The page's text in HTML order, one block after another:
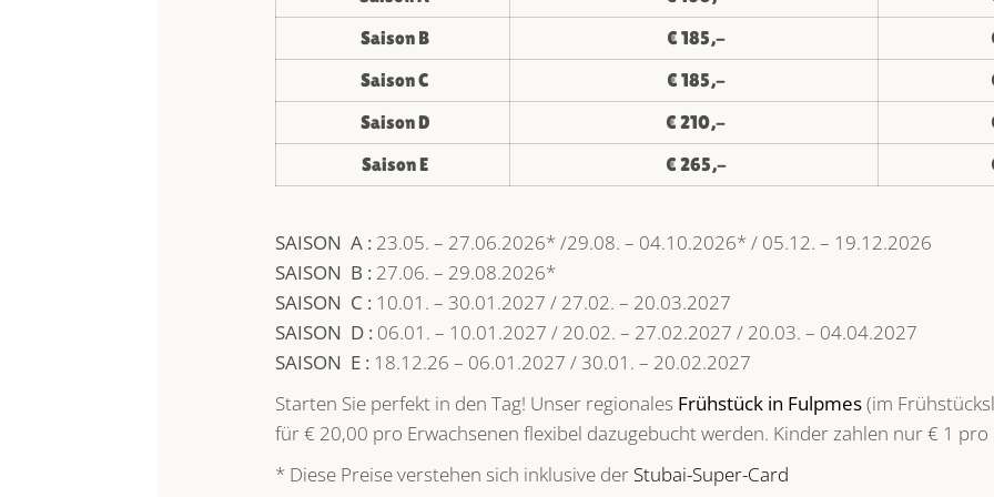
Saison B
€ 185,-
Saison C
€ 185,-
Saison D
€ 210,-
Saison E
€ 265,-
SAISON A : 23.05. – 27.06.2026* /29.08. – 04.10.2026* / 05.12. – 19.12.2026
SAISON B : 27.06. – 29.08.2026*
SAISON C : 10.01. – 30.01.2027 / 27.02. – 20.03.2027
SAISON D : 06.01. – 10.01.2027 / 20.02. – 27.02.2027 / 20.03. – 04.04.2027
SAISON E : 18.12.26 – 06.01.2027 / 30.01. – 20.02.2027
Starten Sie perfekt in den Tag! Unser regionales Frühstück in Fulpmes(im
für € 20,00 pro Erwachsenen flexibel dazugebucht werden. Kinder zahlen nur € 1 pro
* Diese Preise verstehen sich inklusive der Stubai-Super-Card